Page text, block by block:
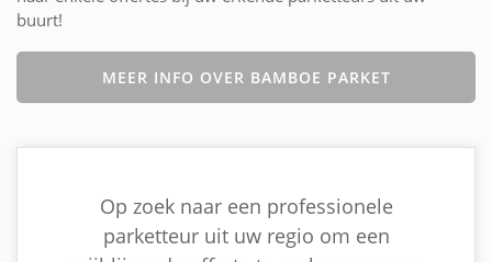
buurt!
MEER INFO OVER BAMBOE PARKET
Op zoek naar een professionele
parketteur uit uw regio om een